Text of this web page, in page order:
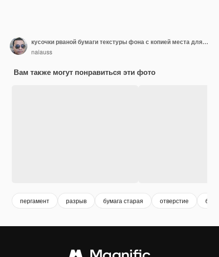
кусочки рваной бумаги текстуры фона с копией места для текста
naiauss
Вам также могут понравиться эти фото
пергамент разрыв бумага старая отверстие